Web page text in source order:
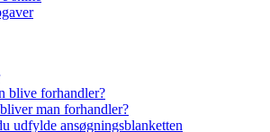
blive forhandler?
man forhandler?
udfylde ansøgningsblanketten